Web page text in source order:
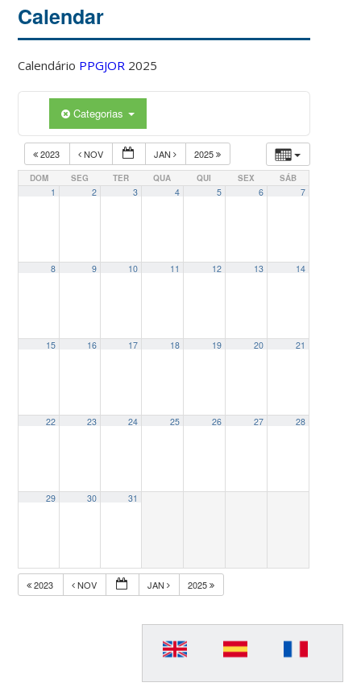
Calendar
Calendário PPGJOR 2025
Categorias
2023 NOV JAN 2025
DOM SEG TER QUA QUI SEX SÁB
1 2 3 4 5 6 7
8 9 10 11 12 13 14
15 16 17 18 19 20 21
22 23 24 25 26 27 28
29 30 31
2023 NOV JAN 2025